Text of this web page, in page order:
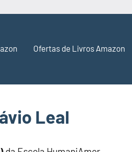
Ofertas de Livros Amazon
Leal